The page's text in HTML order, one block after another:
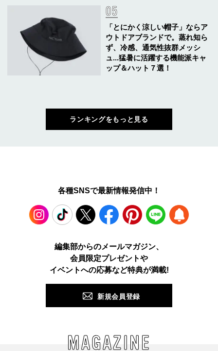
「とにかく涼しい帽子」ならア
ウトドアブランドで。蒸れ知ら
ず、冷感、通気性抜群メッシ
ュ...猛暑に活躍する機能派キャ
ップ＆ハット７選！
ランキングをもっと見る
各種SNSで最新情報発信中！
TikTok Facebook Pinterest LINE
編集部からのメールマガジン、
会員限定プレゼントや
イベントへの応募など特典が満載!
新規会員登録
MAGAZINE